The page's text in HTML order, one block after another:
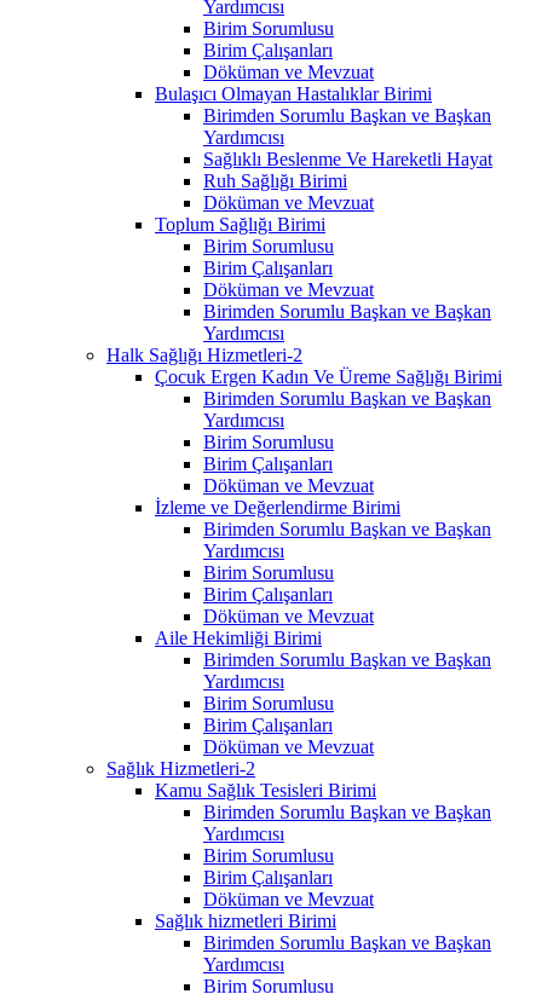
Yardımcısı
Birim Sorumlusu
Birim Çalışanları
Döküman ve Mevzuat
Bulaşıcı Olmayan Hastalıklar Birimi
Birimden Sorumlu Başkan ve Başkan
Yardımcısı
Sağlıklı Beslenme Ve Hareketli Hayat
Ruh Sağlığı Birimi
Döküman ve Mevzuat
Toplum Sağlığı Birimi
Birim Sorumlusu
Birim Çalışanları
Döküman ve Mevzuat
Birimden Sorumlu Başkan ve Başkan
Yardımcısı
Halk Sağlığı Hizmetleri-2
Çocuk Ergen Kadın Ve Üreme Sağlığı Birimi
Birimden Sorumlu Başkan ve Başkan
Yardımcısı
Birim Sorumlusu
Birim Çalışanları
Döküman ve Mevzuat
İzleme ve Değerlendirme Birimi
Birimden Sorumlu Başkan ve Başkan
Yardımcısı
Birim Sorumlusu
Birim Çalışanları
Döküman ve Mevzuat
Aile Hekimliği Birimi
Birimden Sorumlu Başkan ve Başkan
Yardımcısı
Birim Sorumlusu
Birim Çalışanları
Döküman ve Mevzuat
Sağlık Hizmetleri-2
Kamu Sağlık Tesisleri Birimi
Birimden Sorumlu Başkan ve Başkan
Yardımcısı
Birim Sorumlusu
Birim Çalışanları
Döküman ve Mevzuat
Sağlık hizmetleri Birimi
Birimden Sorumlu Başkan ve Başkan
Yardımcısı
Birim Sorumlusu